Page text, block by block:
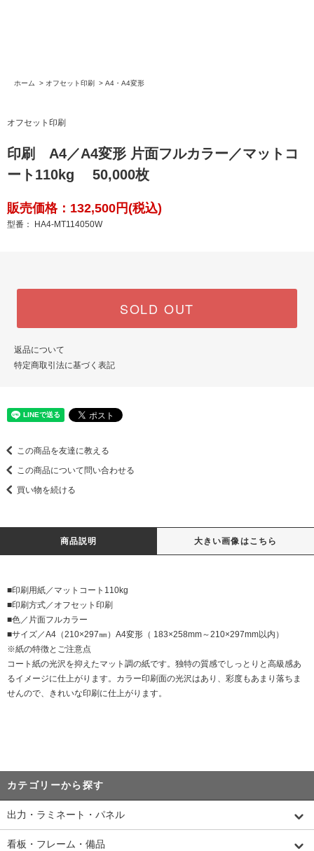
ホーム > オフセット印刷 > A4・A4変形
オフセット印刷
印刷 A4／A4変形 片面フルカラー／マットコ
ート110kg 50,000枚
販売価格：132,500円(税込)
型番： HA4-MT114050W
SOLD OUT
返品について
特定商取引法に基づく表記
この商品を友達に教える
この商品について問い合わせる
買い物を続ける
商品説明 大きい画像はこちら
■印刷用紙／マットコート110kg
■印刷方式／オフセット印刷
■色／片面フルカラー
■サイズ／A4（210×297㎜）A4変形（ 183×258mm～210×297mm以内）
※紙の特徴とご注意点
コート紙の光沢を抑えたマット調の紙です。独特の質感でしっとりと高級感あ
るイメージに仕上がります。カラー印刷面の光沢はあり、彩度もあまり落ちま
せんので、きれいな印刷に仕上がります。
カテゴリーから探す
出力・ラミネート・パネル
看板・フレーム・備品